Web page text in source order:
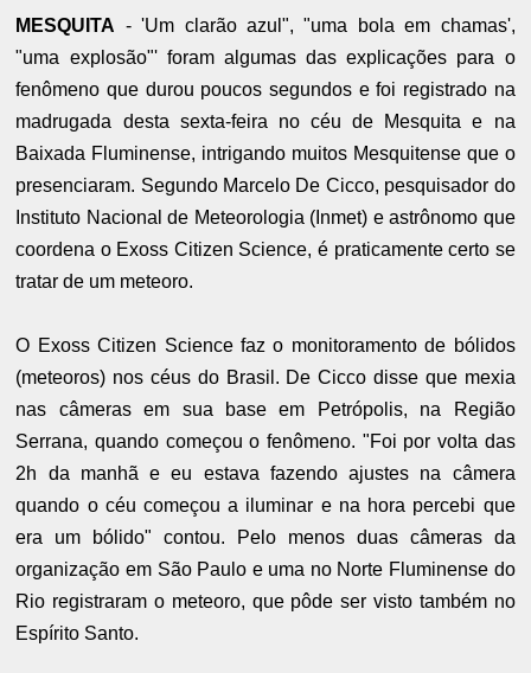
MESQUITA - 'Um clarão azul", "uma bola em chamas',
"uma explosão"' foram algumas das explicações para o
fenômeno que durou poucos segundos e foi registrado na
madrugada desta sexta-feira no céu de Mesquita e na
Baixada Fluminense, intrigando muitos Mesquitense que o
presenciaram. Segundo Marcelo De Cicco, pesquisador do
Instituto Nacional de Meteorologia (Inmet) e astrônomo que
coordena o Exoss Citizen Science, é praticamente certo se
tratar de um meteoro.
O Exoss Citizen Science faz o monitoramento de bólidos
(meteoros) nos céus do Brasil. De Cicco disse que mexia
nas câmeras em sua base em Petrópolis, na Região
Serrana, quando começou o fenômeno. "Foi por volta das
2h da manhã e eu estava fazendo ajustes na câmera
quando o céu começou a iluminar e na hora percebi que
era um bólido" contou. Pelo menos duas câmeras da
organização em São Paulo e uma no Norte Fluminense do
Rio registraram o meteoro, que pôde ser visto também no
Espírito Santo.